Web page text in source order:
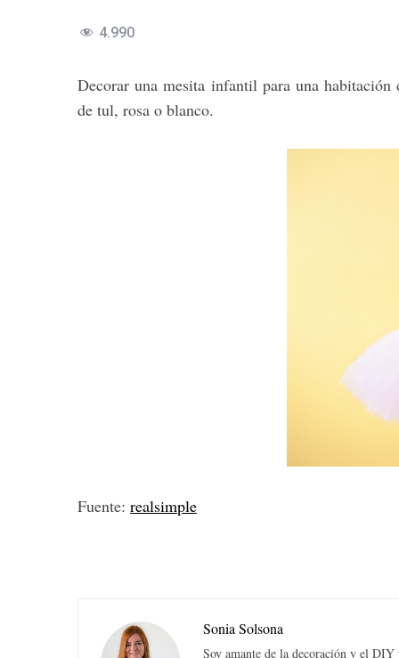
4.990
Decorar una mesita infantil para una
de tul, rosa o blanco.
Fuente: realsimple
Sonia Solsona
Soy amante de la decoración y el DIY
e